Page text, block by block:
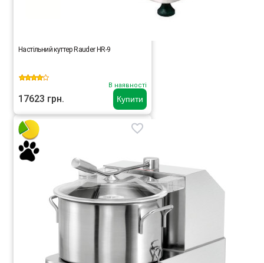
Купити
Настільний куттер Rauder HR-9
В наявності
17623 грн.